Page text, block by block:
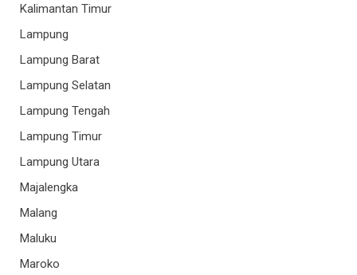
Kalimantan Timur
Lampung
Lampung Barat
Lampung Selatan
Lampung Tengah
Lampung Timur
Lampung Utara
Majalengka
Malang
Maluku
Maroko